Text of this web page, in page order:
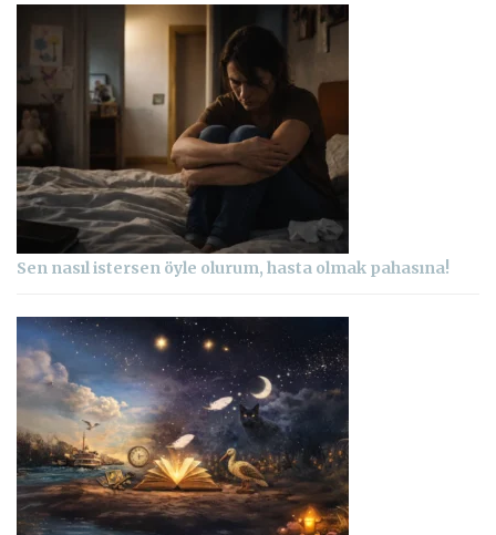
Sen nasıl istersen öyle olurum, hasta olmak pahasına!